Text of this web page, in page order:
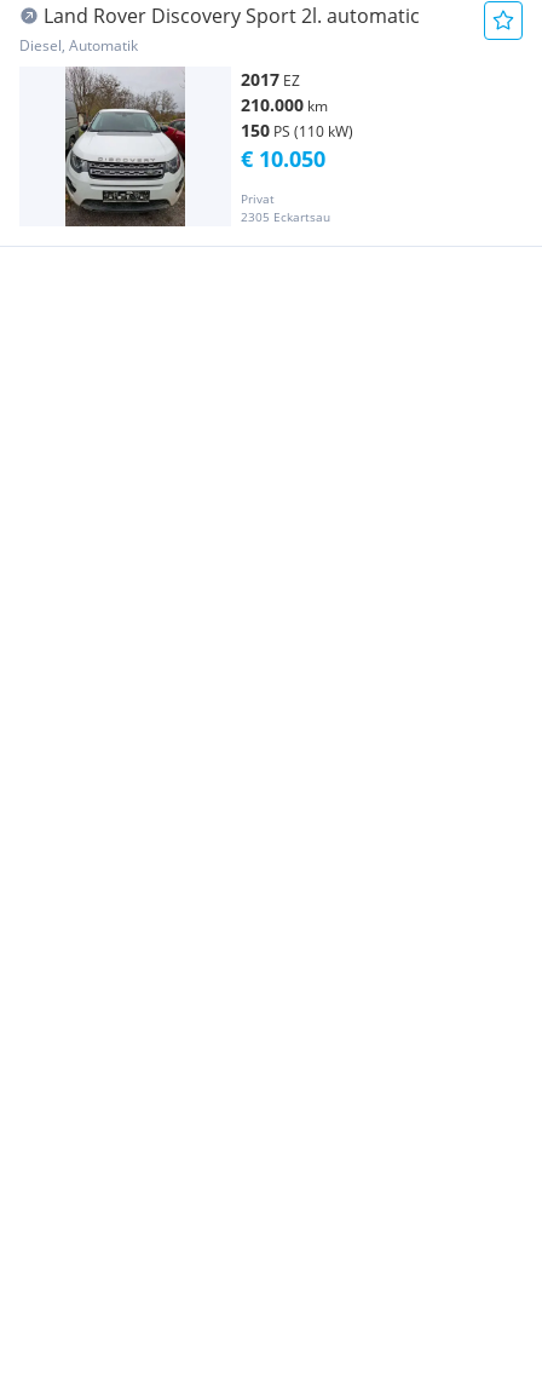
Land Rover Discovery Sport 2l. automatic
Diesel, Automatik
2017 EZ
210.000 km
150 PS (110 kW)
Privat
2305 Eckartsau
€ 10.050